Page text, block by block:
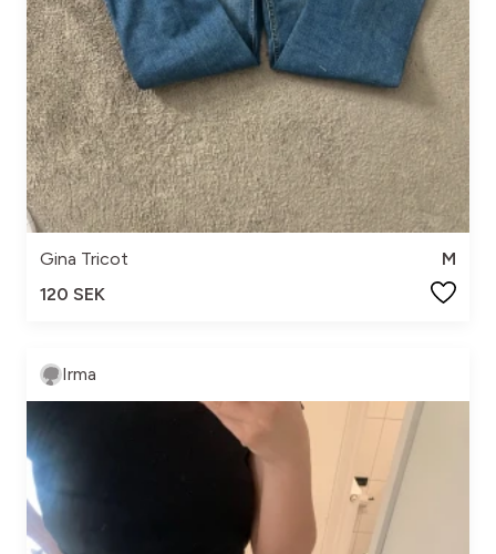
Gina Tricot
M
120 SEK
Irma